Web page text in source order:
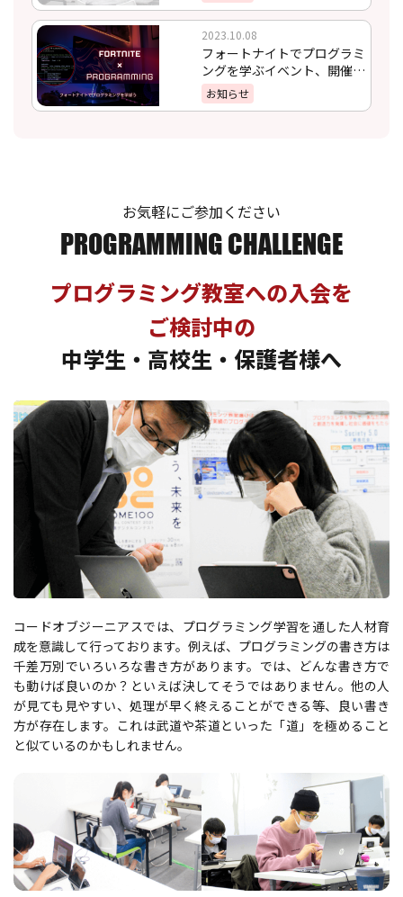
2023.10.08
フォートナイトでプログラミ
ングを学ぶイベント、開催決
定！！
お知らせ
お気軽にご参加ください
PROGRAMMING CHALLENGE
プログラミング教室への入会を
ご検討中の
中学生・高校生・保護者様へ
コードオブジーニアスでは、プログラミング学習を通した人材育
成を意識して行っております。例えば、プログラミングの書き方は
千差万別でいろいろな書き方があります。では、どんな書き方で
も動けば良いのか？といえば決してそうではありません。他の人
が見ても見やすい、処理が早く終えることができる等、良い書き
方が存在します。これは武道や茶道といった「道」を極めること
と似ているのかもしれません。